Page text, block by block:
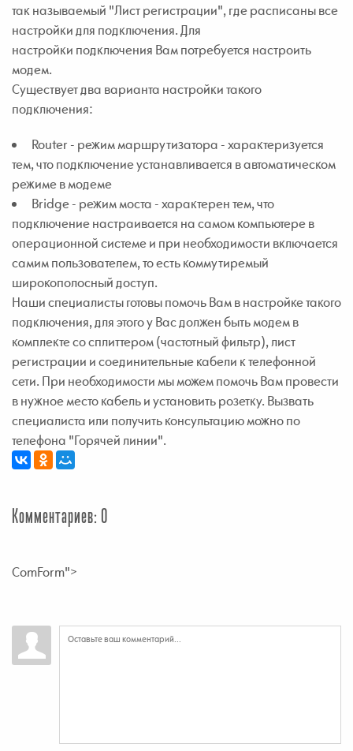
так называемый "Лист регистрации", где расписаны все
настройки для подключения. Для
настройки подключения Вам потребуется настроить
модем.
Существует два варианта настройки такого
подключения:
Router - режим маршрутизатора - характеризуется
тем, что подключение устанавливается в автоматическом
режиме в модеме
Bridge - режим моста - характерен тем, что
подключение настраивается на самом компьютере в
операционной системе и при необходимости включается
самим пользователем, то есть коммутиремый
широкополосный доступ.
Наши специалисты готовы помочь Вам в настройке такого
подключения, для этого у Вас должен быть модем в
комплекте со сплиттером (частотный фильтр), лист
регистрации и соединительные кабели к телефонной
сети. При необходимости мы можем помочь Вам провести
в нужное место кабель и установить розетку. Вызвать
специалиста или получить консультацию можно по
телефона "Горячей линии".
Комментариев: 0
ComForm">